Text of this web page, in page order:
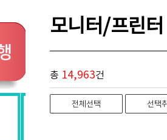
모니터/프린터
총 14,963건